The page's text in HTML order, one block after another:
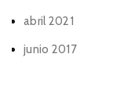
abril 2021
junio 2017